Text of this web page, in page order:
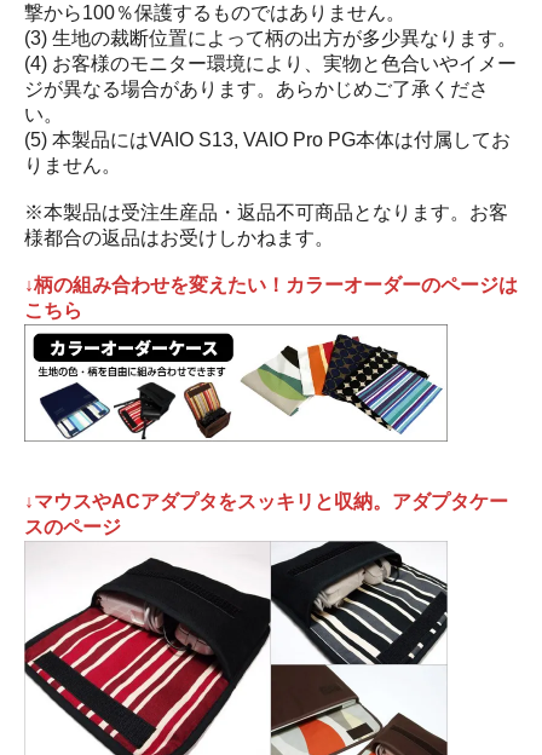
撃から100％保護するものではありません。
(3) 生地の裁断位置によって柄の出方が多少異なります。
(4) お客様のモニター環境により、実物と色合いやイメー
ジが異なる場合があります。あらかじめご了承くださ
い。
(5) 本製品にはVAIO S13, VAIO Pro PG本体は付属してお
りません。
※本製品は受注生産品・返品不可商品となります。お客
様都合の返品はお受けしかねます。
↓柄の組み合わせを変えたい！カラーオーダーのページは
こちら
↓マウスやACアダプタをスッキリと収納。アダプタケー
スのページ